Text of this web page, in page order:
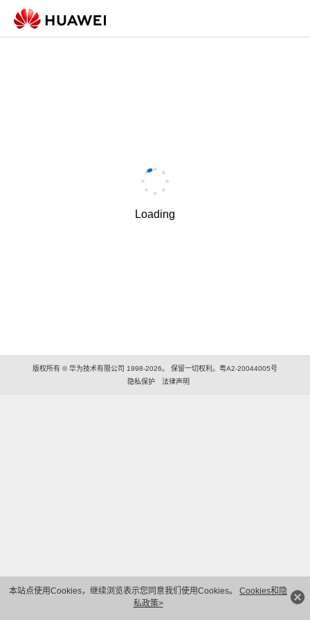
本站点使用Cookies，继续浏览表示您同意我们使用Cookies。 Cookies和隐
私政策>
Loading
版权所有 © 华为技术有限公司 1998-2026。 保留一切权利。粤A2-20044005号
隐私保护
法律声明